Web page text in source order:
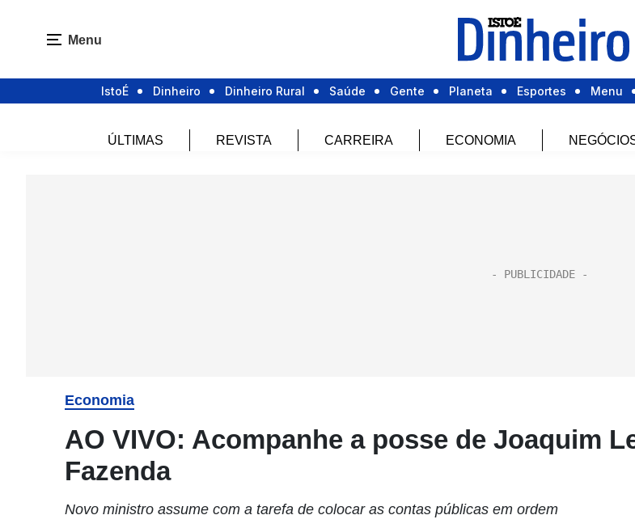
Menu
IstoÉ Dinheiro Dinheiro Rural Saúde Gente Planeta Esportes Menu
ÚLTIMAS REVISTA CARREIRA ECONOMIA
Economia
AO VIVO: Acompanhe a posse de Joaquim
Fazenda
Novo ministro assume com a tarefa de colocar as contas públicas em ordem